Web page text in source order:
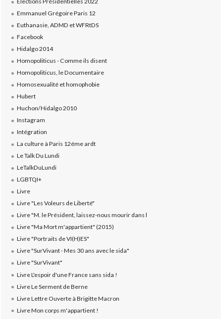
Emmanuel Grégoire Paris 12
Euthanasie, ADMD et WFRtDS
Facebook
Hidalgo 2014
Homopoliticus - Comme ils disent
Homopoliticus, le Documentaire
Homosexualité et homophobie
Hubert
Huchon/Hidalgo 2010
Instagram
Intégration
La culture à Paris 12éme ardt
Le Talk Du Lundi
LeTalkDuLundi
LGBTQI+
Livre
Livre "Les Voleurs de Liberté"
Livre "M. le Président, laissez-nous mourir dans l
Livre "Ma Mort m'appartient" (2015)
Livre "Portraits de VI(H)ES"
Livre "SurVivant - Mes 30 ans avec le sida"
Livre "SurVivant"
Livre L'espoir d'une France sans sida !
Livre Le Serment de Berne
Livre Lettre Ouverte à Brigitte Macron
Livre Mon corps m'appartient !